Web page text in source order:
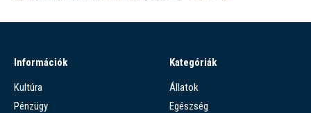
Információk
Kultúra
Pénzügy
Kategóriák
Állatok
Egészség